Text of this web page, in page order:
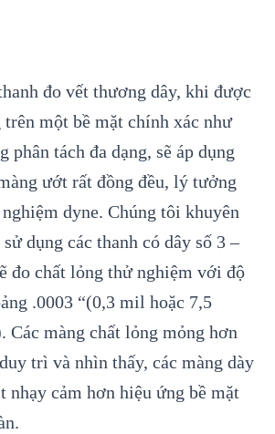
đo vết thương dây, khi được
trên một bề mặt chính xác như
phân tách đa dạng, sẽ áp dụng
ướt rất đồng đều, lý tưởng
dyne. Chúng tôi khuyên
sử dụng các thanh có dây số 3 –
đo chất lỏng thử nghiệm với độ
.0003 “(0,3 mil hoặc 7,5
Các màng chất lỏng mỏng hơn
trì và nhìn thấy, các màng dày
nhạy cảm hơn hiệu ứng bề mặt